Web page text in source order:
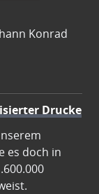
Konrad
Drucke
es doch in